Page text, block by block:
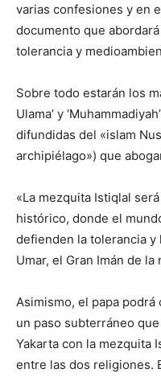
varias confesiones y en
documento que
tolerancia y
Sobre todo estarán los
Ulama’ y
difundidas del «islam
archipiélago») que
«La mezquita Istiqlal
histórico, donde el
defienden la tolerancia y
Umar, el Gran Imán de
Asimismo, el papa podrá
un paso subterráneo
Yakarta con la mezquita
entre las dos religiones.